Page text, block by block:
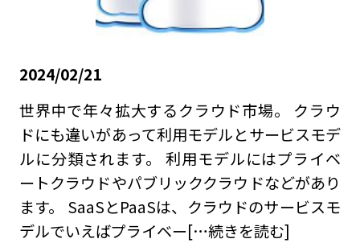
2024/02/21
世界中で年々拡大するクラウド市場。 クラウ
ドにも違いがあって利用モデルとサービスモデ
ルに分類されます。 利用モデルにはプライベ
ートクラウドやパブリッククラウドなどがあり
ます。 SaaSとPaaSは、クラウドのサービスモ
デルでいえばプライベー[…続きを読む]